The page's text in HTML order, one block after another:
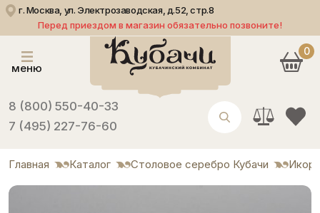
г. Москва, ул. Электрозаводская, д.52, стр.8
Перед приездом в магазин обязательно позвоните!
меню
8 (800) 550-40-33
7 (495) 227-76-60
0
Главная Каталог Столовое серебро Кубачи